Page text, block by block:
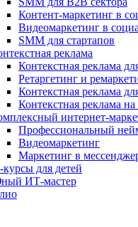
Контент-маркетинг в
Видеомаркетинг в
SMM для стартапов
реклама
Контекстная реклама
Ретаргетинг и
Контекстная реклама
Контекстная реклама
интернет-
Профессиональный
Видеомаркетинг
Маркетинг в
для детей
ИТ-мастер